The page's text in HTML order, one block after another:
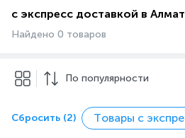
с экспресс доставкой в
Найдено 0 товаров
По популярности
Сбросить (2)